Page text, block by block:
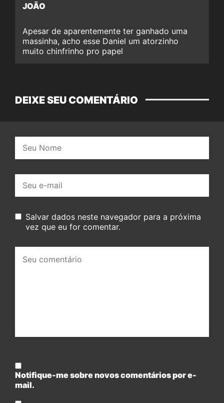
JOÃO
Apesar de aparentemente ter ganhado uma
massinha, acho esse Daniel um atorzinho
muito chinfrinho pro papel
DEIXE SEU COMENTÁRIO
mail:
Salvar dados neste navegador para a próxima
vez que eu for comentar.
comentário:
Notifique-me sobre novos comentários por e-
mail.